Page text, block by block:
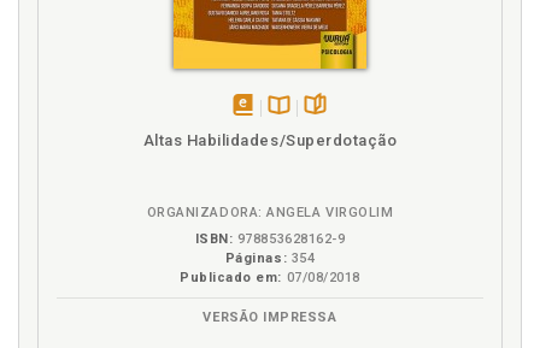
Pressupostos. Fenomenologia: pressupostos
teórico-críticos, p. 31
Psicologia. Aplicação do método fenomenológico na
disponívelDisponível
na
páginas
Altas Habilidades/Superdotação
ORGANIZADORA: ANGELA VIRGOLIM
ISBN: 978853628162-9
Páginas: 354
Publicado em: 07/08/2018
VERSÃO IMPRESSA